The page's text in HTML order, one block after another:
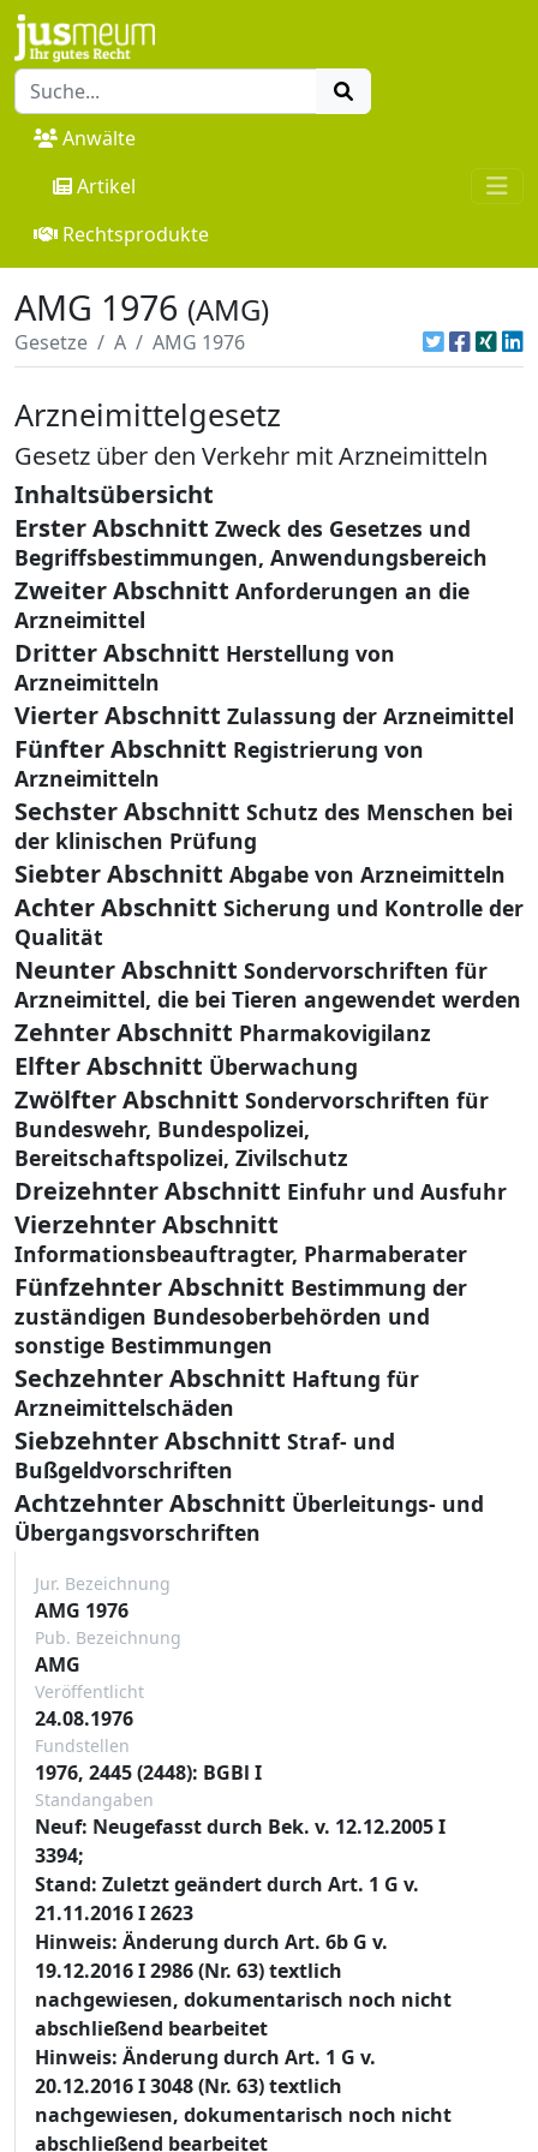
Anwälte
Artikel
Rechtsprodukte
AMG 1976 (AMG)
Gesetze A AMG 1976
Arzneimittelgesetz
Gesetz über den Verkehr mit Arzneimitteln
Inhaltsübersicht
Erster Abschnitt Zweck des Gesetzes und
Begriffsbestimmungen, Anwendungsbereich
Zweiter Abschnitt Anforderungen an die
Arzneimittel
Dritter Abschnitt Herstellung von
Arzneimitteln
Vierter Abschnitt Zulassung der Arzneimittel
Fünfter Abschnitt Registrierung von
Arzneimitteln
Sechster Abschnitt Schutz des Menschen bei
der klinischen Prüfung
Siebter Abschnitt Abgabe von Arzneimitteln
Achter Abschnitt Sicherung und Kontrolle der
Qualität
Neunter Abschnitt Sondervorschriften für
Arzneimittel, die bei Tieren angewendet werden
Zehnter Abschnitt Pharmakovigilanz
Elfter Abschnitt Überwachung
Zwölfter Abschnitt Sondervorschriften für
Bundeswehr, Bundespolizei,
Bereitschaftspolizei, Zivilschutz
Dreizehnter Abschnitt Einfuhr und Ausfuhr
Vierzehnter Abschnitt
Informationsbeauftragter, Pharmaberater
Fünfzehnter Abschnitt Bestimmung der
zuständigen Bundesoberbehörden und
sonstige Bestimmungen
Sechzehnter Abschnitt Haftung für
Arzneimittelschäden
Siebzehnter Abschnitt Straf- und
Bußgeldvorschriften
Achtzehnter Abschnitt Überleitungs- und
Übergangsvorschriften
Jur. Bezeichnung
AMG 1976
Pub. Bezeichnung
AMG
Veröffentlicht
24.08.1976
Fundstellen
1976, 2445 (2448): BGBl I
Standangaben
Neuf: Neugefasst durch Bek. v. 12.12.2005 I
3394;
Stand: Zuletzt geändert durch Art. 1 G v.
21.11.2016 I 2623
Hinweis: Änderung durch Art. 6b G v.
19.12.2016 I 2986 (Nr. 63) textlich
nachgewiesen, dokumentarisch noch nicht
abschließend bearbeitet
Hinweis: Änderung durch Art. 1 G v.
20.12.2016 I 3048 (Nr. 63) textlich
nachgewiesen, dokumentarisch noch nicht
abschließend bearbeitet